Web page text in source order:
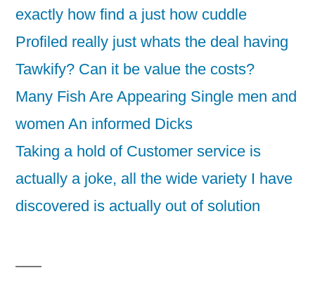
exactly how find a just how cuddle
Profiled really just whats the deal having
Tawkify? Can it be value the costs?
Many Fish Are Appearing Single men and
women An informed Dicks
Taking a hold of Customer service is
actually a joke, all the wide variety I have
discovered is actually out of solution